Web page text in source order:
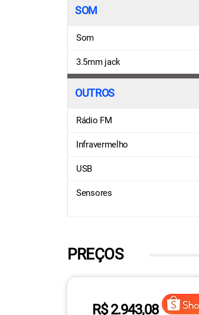
SOM
Som
3.5mm jack
OUTROS
Rádio FM
Infravermelho
USB
Sensores
PREÇOS
R$ 2.943,08